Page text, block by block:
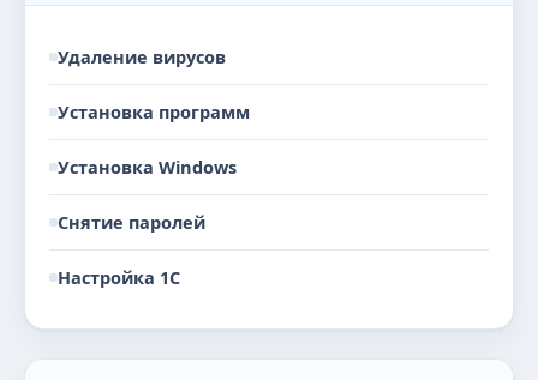
Удаление вирусов
Установка программ
Установка Windows
Снятие паролей
Настройка 1С